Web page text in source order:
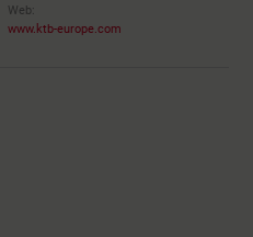
Web:
www.ktb-europe.com